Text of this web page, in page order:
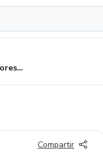
Productos Ganadores + Proveedores Confiables
Compartir